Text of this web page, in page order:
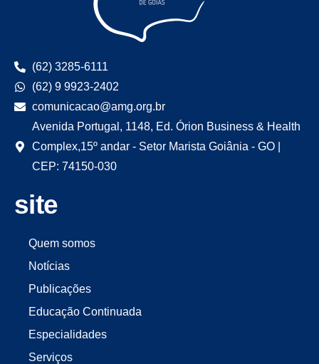
(62) 3285-6111
(62) 9 9923-2402
comunicacao@amg.org.br
Avenida Portugal, 1148, Ed. Órion Business & Health
Complex,15º andar - Setor Marista Goiânia - GO |
CEP: 74150-030
site
Quem somos
Notícias
Publicações
Educação Continuada
Especialidades
Serviços